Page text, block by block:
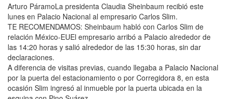
Arturo PáramoLa presidenta Claudia Sheinbaum recibió este
lunes en Palacio Nacional al empresario Carlos Slim.
TE RECOMENDAMOS: Sheinbaum habló con Carlos Slim de
relación México-EUEl empresario arribó a Palacio alrededor de
las 14:20 horas y salió alrededor de las 15:30 horas, sin dar
declaraciones.
A diferencia de visitas previas, cuando llegaba a Palacio Nacional
por la puerta del estacionamiento o por Corregidora 8, en esta
ocasión Slim ingresó al inmueble por la puerta ubicada en la